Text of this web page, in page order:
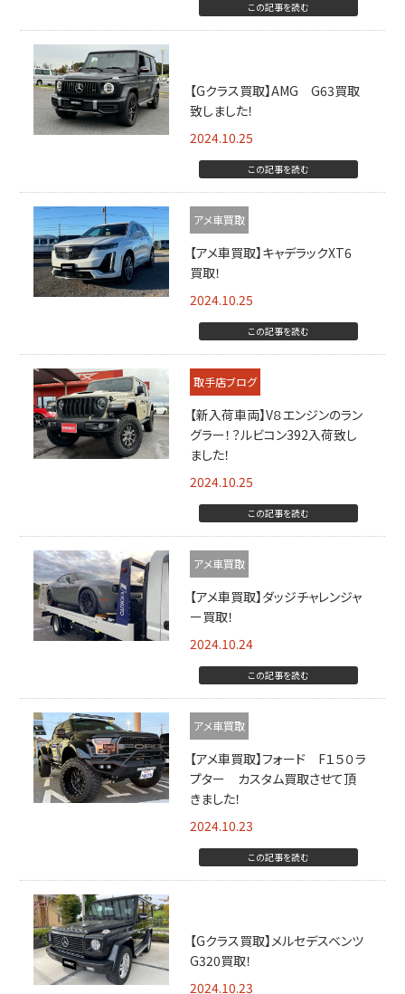
この記事を読む
【Gクラス買取】AMG G63買取
致しました！
2024.10.25
この記事を読む
アメ車買取
【アメ車買取】キャデラックXT6
買取！
2024.10.25
この記事を読む
取手店ブログ
【新入荷車両】V８エンジンのラン
グラー！？ルビコン392入荷致し
ました！
2024.10.25
この記事を読む
アメ車買取
【アメ車買取】ダッジチャレンジャ
ー買取！
2024.10.24
この記事を読む
アメ車買取
【アメ車買取】フォード F１５０ラ
プター カスタム買取させて頂
きました！
2024.10.23
この記事を読む
【Gクラス買取】メルセデスベンツ
G320買取！
2024.10.23